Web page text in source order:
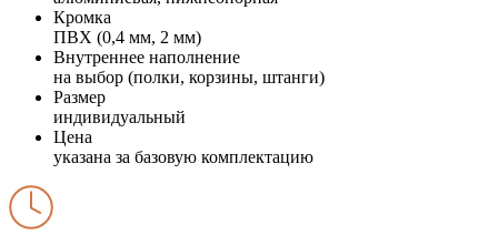
Кромка
ПВХ (0,4 мм, 2 мм)
Внутреннее наполнение
на выбор (полки, корзины, штанги)
Размер
индивидуальный
Цена
указана за базовую комплектацию